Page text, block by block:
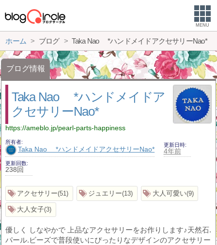
MENU
ホーム ブログ Taka Nao *ハンドメイドアクセサリーNao*
ブログ情報
Taka Nao *ハンドメイドア
クセサリーNao*
https://ameblo.jp/pearl-parts-happiness
所有者
Taka Nao *ハンドメイドアクセサリーNao*
更新日時
4年前
更新回数
238回
アクセサリー 51 ジュエリー 13 大人可愛い 9
大人女子 3
優しく しなやかで 上品なアクセサリーをお作りします♪天然石.
パール.ビーズで普段使いにぴったりなデザインのアクセサリー